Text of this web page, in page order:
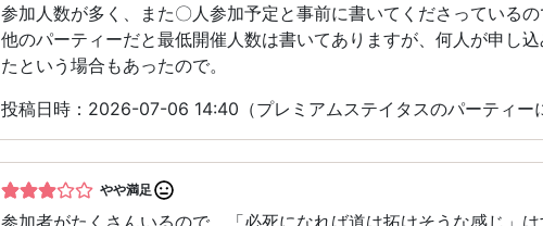
参加人数が多く、また〇人参加予定と事前に書いてくださっているの
他のパーティーだと最低開催人数は書いてありますが、何人が申し
たという場合もあったので。
投稿日時：2026-07-06 14:40（プレミアムステイタスのパーティー
やや満足
参加者がたくさんいるので、「必死になれば道は拓けそうな感じ」は